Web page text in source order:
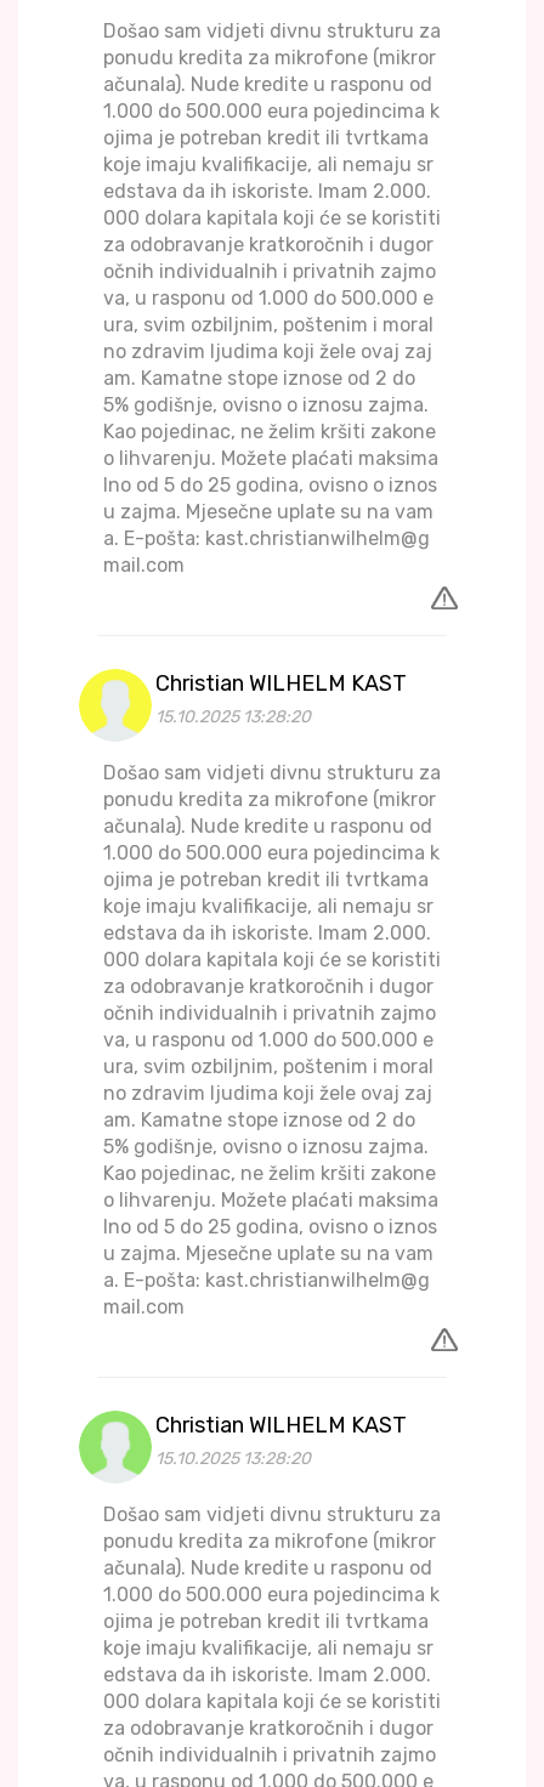
Došao sam vidjeti divnu strukturu za
ponudu kredita za mikrofone (mikror
ačunala). Nude kredite u rasponu od
1.000 do 500.000 eura pojedincima k
ojima je potreban kredit ili tvrtkama
koje imaju kvalifikacije, ali nemaju sr
edstava da ih iskoriste. Imam 2.000.
000 dolara kapitala koji će se koristiti
za odobravanje kratkoročnih i dugor
očnih individualnih i privatnih zajmo
va, u rasponu od 1.000 do 500.000 e
ura, svim ozbiljnim, poštenim i moral
no zdravim ljudima koji žele ovaj zaj
am. Kamatne stope iznose od 2 do
5% godišnje, ovisno o iznosu zajma.
Kao pojedinac, ne želim kršiti zakone
o lihvarenju. Možete plaćati maksima
lno od 5 do 25 godina, ovisno o iznos
u zajma. Mjesečne uplate su na vam
a. E-pošta: kast.christianwilhelm@g
mail.com
Christian WILHELM KAST
15.10.2025 13:28:20
Došao sam vidjeti divnu strukturu za
ponudu kredita za mikrofone (mikror
ačunala). Nude kredite u rasponu od
1.000 do 500.000 eura pojedincima k
ojima je potreban kredit ili tvrtkama
koje imaju kvalifikacije, ali nemaju sr
edstava da ih iskoriste. Imam 2.000.
000 dolara kapitala koji će se koristiti
za odobravanje kratkoročnih i dugor
očnih individualnih i privatnih zajmo
va, u rasponu od 1.000 do 500.000 e
ura, svim ozbiljnim, poštenim i moral
no zdravim ljudima koji žele ovaj zaj
am. Kamatne stope iznose od 2 do
5% godišnje, ovisno o iznosu zajma.
Kao pojedinac, ne želim kršiti zakone
o lihvarenju. Možete plaćati maksima
lno od 5 do 25 godina, ovisno o iznos
u zajma. Mjesečne uplate su na vam
a. E-pošta: kast.christianwilhelm@g
mail.com
Christian WILHELM KAST
15.10.2025 13:28:20
Došao sam vidjeti divnu strukturu za
ponudu kredita za mikrofone (mikror
ačunala). Nude kredite u rasponu od
1.000 do 500.000 eura pojedincima k
ojima je potreban kredit ili tvrtkama
koje imaju kvalifikacije, ali nemaju sr
edstava da ih iskoriste. Imam 2.000.
000 dolara kapitala koji će se koristiti
za odobravanje kratkoročnih i dugor
očnih individualnih i privatnih zajmo
va, u rasponu od 1.000 do 500.000 e